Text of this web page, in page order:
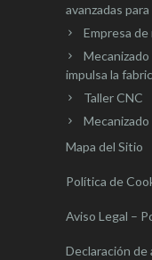
avanzadas
Empresa de
impulsa la
Taller CNC
Mapa del Sitio
Política de
Aviso Legal –
Declaración de